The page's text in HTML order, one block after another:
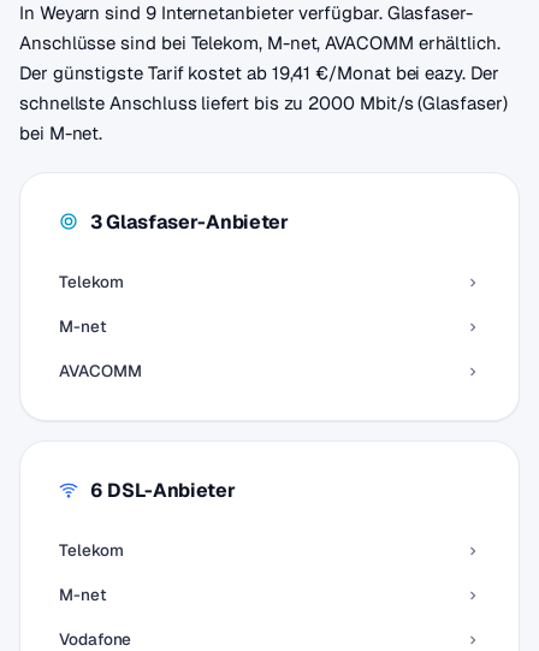
In Weyarn sind 9 Internetanbieter verfügbar. Glasfaser-
Anschlüsse sind bei Telekom, M-net, AVACOMM erhältlich.
Der günstigste Tarif kostet ab 19,41 €/Monat bei eazy. Der
schnellste Anschluss liefert bis zu 2000 Mbit/s (Glasfaser)
bei M-net.
3 Glasfaser-Anbieter
Telekom
M-net
AVACOMM
6 DSL-Anbieter
Telekom
M-net
Vodafone